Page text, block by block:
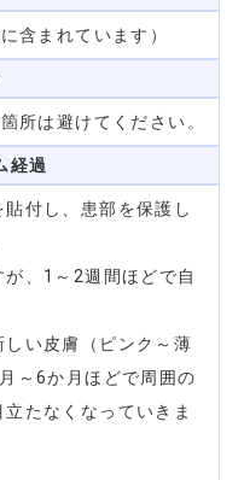
含まれています）
所は避けてください。
経過
付し、患部を保護し
、1～2週間ほどで自
い皮膚（ピンク～薄
～6か月ほどで周囲の
たなくなっていきま